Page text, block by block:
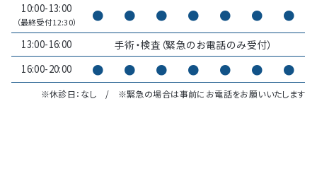
10:00-13:00
（最終受付12:30） ● ● ● ● ● ● ●
13:00-16:00 手術・検査（緊急のお電話のみ受付）
16:00-20:00 ● ● ● ● ● ● ●
※休診日：なし / ※緊急の場合は事前にお電話をお願いいたします